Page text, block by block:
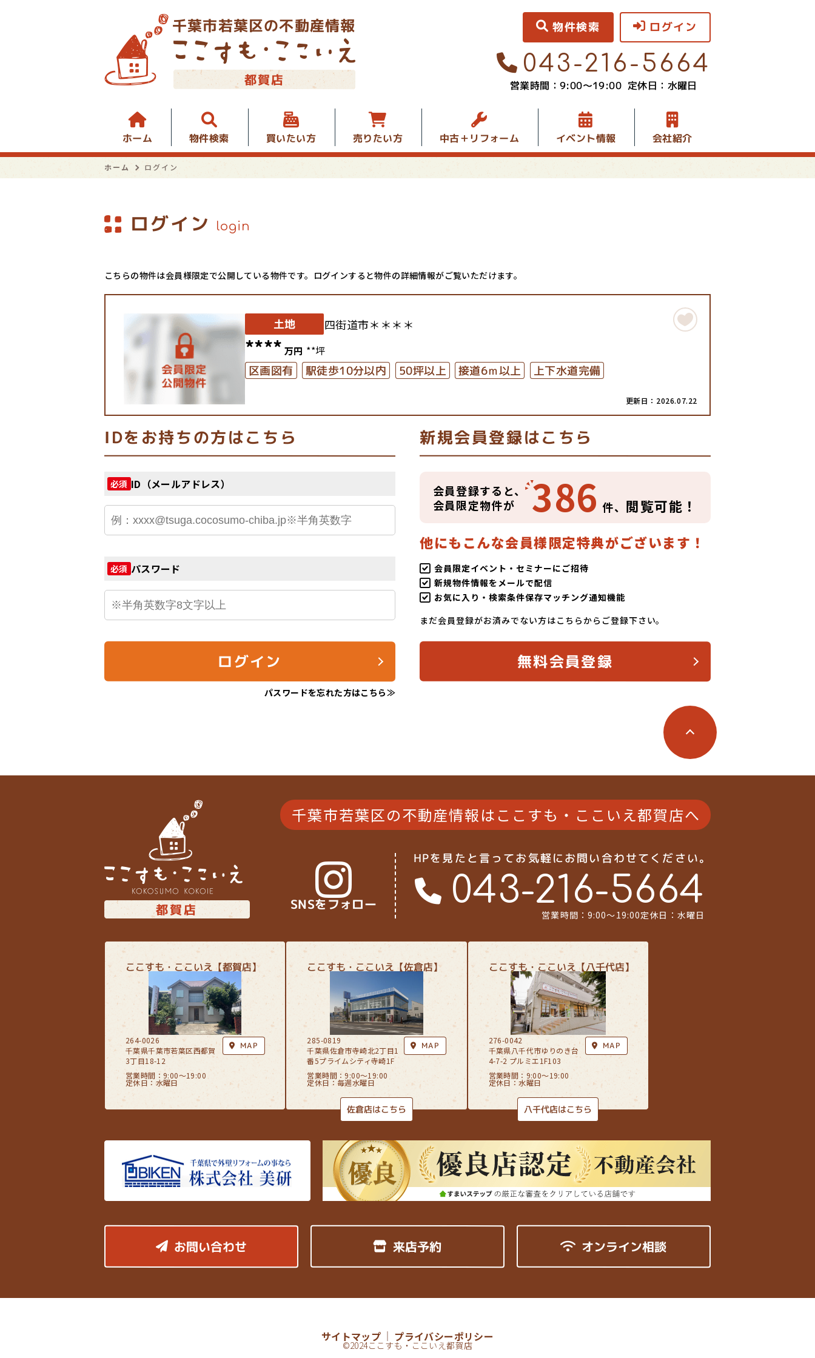
千葉市若葉区の不動産情報
都賀店
043-216-5664
営業時間：9:00〜19:00 定休日：水曜日
物件検索 ログイン
ホーム 物件検索 買いたい方 売りたい方 中古＋リフォーム イベント情報 会社紹介
ホーム ログイン
ログイン login
こちらの物件は会員様限定で公開している物件です。ログインすると物件の詳細情報がご覧いただけます。
土地 四街道市＊＊＊＊
**** 万円 **坪
区画図有 駅徒歩10分以内 50坪以上 接道6ｍ以上 上下水道完備
更新日：2026.07.22
IDをお持ちの方はこちら
必須 ID（メールアドレス）
必須 パスワード
ログイン
パスワードを忘れた方はこちら≫
新規会員登録はこちら
会員登録すると、
会員限定物件が
386 件、 閲覧可能！
他にもこんな会員様限定特典がございます！
会員限定イベント・セミナーにご招待
新規物件情報をメールで配信
お気に入り・検索条件保存マッチング通知機能
まだ会員登録がお済みでない方はこちらからご登録下さい。
無料会員登録
千葉市若葉区の不動産情報は ここすも・ここいえ都賀店へ
都賀店 SNSをフォロー
HPを見たと言ってお気軽にお問い合わせてください。
043-216-5664
営業時間：9:00〜19:00定休日：水曜日
ここすも・ここいえ【佐倉店】
285-0819
千葉県佐倉市寺崎北2丁目1
番5プライムシティ寺崎1F
営業時間：9:00〜19:00
定休日：毎週水曜日
MAP
佐倉店はこちら
ここすも・ここいえ【八千代店】
276-0042
千葉県八千代市ゆりのき台
4-7-2 プルミエ1F103
営業時間：9:00〜19:00
定休日：水曜日
MAP
八千代店はこちら
ここすも・ここいえ【都賀店】
264-0026
千葉県千葉市若葉区西都賀
3丁目18-12
営業時間：9:00〜19:00
定休日：水曜日
MAP
お問い合わせ 来店予約 オンライン相談
プライバシーポリシー
サイトマップ
©2024ここすも・ここいえ都賀店